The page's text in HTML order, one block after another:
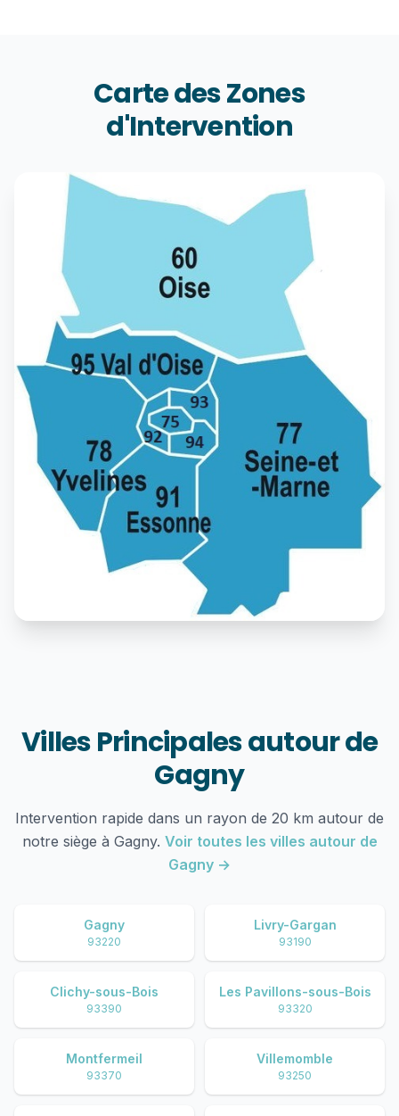
Carte des Zones
d'Intervention
Villes Principales autour de
Gagny
Intervention rapide dans un rayon de 20 km autour de
notre siège à Gagny. Voir toutes les villes autour de
Gagny →
Gagny
93220
Livry-Gargan
93190
Clichy-sous-Bois
93390
Les Pavillons-sous-Bois
93320
Montfermeil
93370
Villemomble
93250